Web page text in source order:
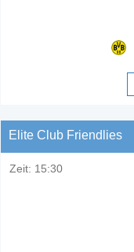
Elite Club Friendlies
Zeit: 15:30